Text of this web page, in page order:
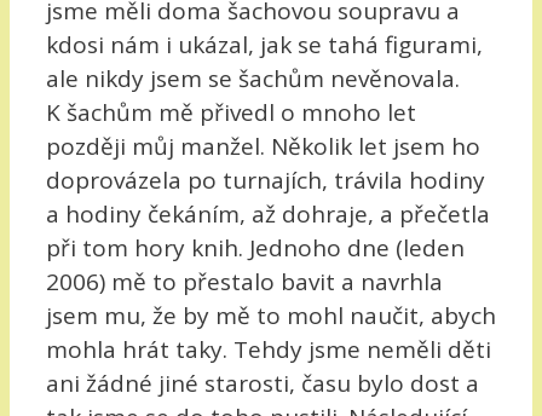
jsme měli doma šachovou soupravu a
kdosi nám i ukázal, jak se tahá figurami,
ale nikdy jsem se šachům nevěnovala.
K šachům mě přivedl o mnoho let
později můj manžel. Několik let jsem ho
doprovázela po turnajích, trávila hodiny
a hodiny čekáním, až dohraje, a přečetla
při tom hory knih. Jednoho dne (leden
2006) mě to přestalo bavit a navrhla
jsem mu, že by mě to mohl naučit, abych
mohla hrát taky. Tehdy jsme neměli děti
ani žádné jiné starosti, času bylo dost a